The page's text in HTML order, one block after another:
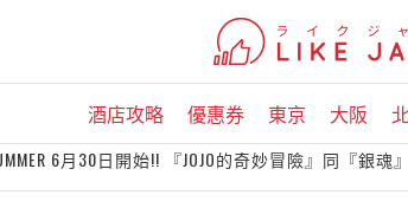
酒店攻略 優惠券 東京 大阪
6月30日開始!! 『JOJO的奇妙冒險』同『銀魂